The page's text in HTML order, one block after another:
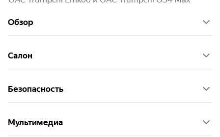
Обзор
Салон
Безопасность
Мультимедиа